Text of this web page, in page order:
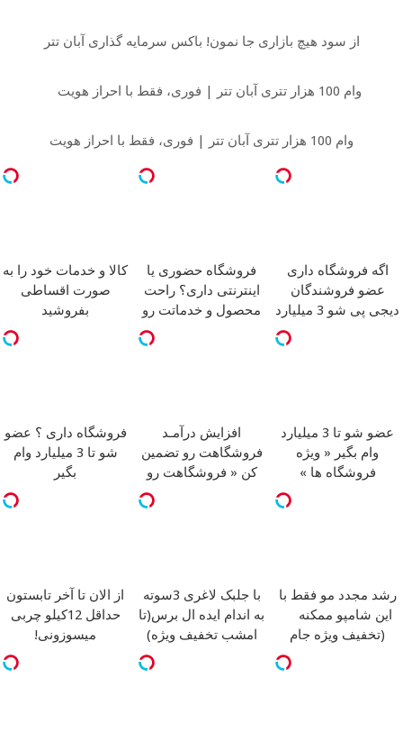
از سود هیچ بازاری جا نمون! باکس سرمایه گذاری آبان تتر
وام 100 هزار تتری آبان تتر | فوری، فقط با احراز هویت
وام 100 هزار تتری آبان تتر | فوری، فقط با احراز هویت
اگه فروشگاه داری
عضو فروشندگان
دیجی پی شو 3 میلیارد
فروشگاه حضوری یا
اینترنتی داری؟ راحت
محصول و خدماتت رو
کالا و خدمات خود را به
صورت اقساطی
بفروشید
عضو شو تا 3 میلیارد
وام بگیر « ویژه
فروشگاه ها »
افزایش درآمـد
فروشگاهت رو تضمین
کن « فروشگاهت رو
فروشگاه داری ؟ عضو
شو تا 3 میلیارد وام
بگیر
رشد مجدد مو فقط با
این شامپو ممکنه
(تخفیف ویژه جام
با جلبک لاغری 3سوته
به اندام ایده ال برس(تا
امشب تخفیف ویژه)
از الان تا آخر تابستون
حداقل 12کیلو چربی
میسوزونی!